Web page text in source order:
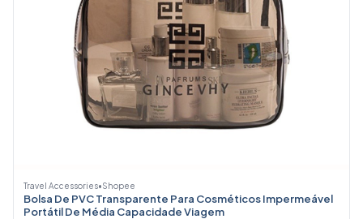
Travel Accessories•Shopee
Bolsa De PVC Transparente Para Cosméticos Impermeável
Portátil De Média Capacidade Viagem